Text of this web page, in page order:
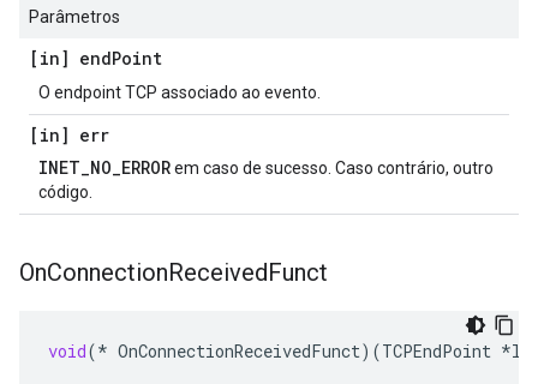
Parâmetros
[in] endPoint
O endpoint TCP associado ao evento.
[in] err
INET_NO_ERRORem caso de sucesso. Caso contrário, outro
código.
OnConnectionReceivedFunct
void(* OnConnectionReceivedFunct)(TCPEndPoint *